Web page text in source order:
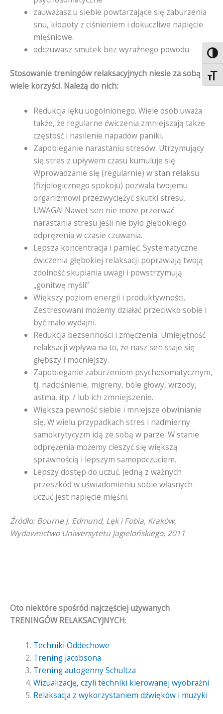
zauważasz u siebie powtarzające się zaburzenia
snu, kłopoty z ciśnieniem i dokuczliwe napięcie
mięśniowe.
odczuwasz smutek bez wyraźnego powodu
Stosowanie treningów relaksacyjnych niesie za sobą
wiele korzyści. Należą do nich:
Redukcja lęku uogólnionego. Wiele osób uważa
także, że regularne ćwiczenia zmniejszają także
częstość i nasilenie napadów paniki.
Zapobieganie narastaniu stresów. Utrzymujący
się stres z upływem czasu kumuluje się.
Wprowadzanie się (regularnie) w stan relaksu
(fizjologicznego spokoju) pozwala twojemu
organizmowi przezwyciężyć skutki stresu.
UWAGA! Nawet sen nie może przerwać
narastania stresu jeśli nie było głębokiego
odprężenia w czasie czuwania.
Lepsza koncentracja i pamięć. Systematyczne
ćwiczenia głębokiej relaksacji poprawiają twoją
zdolność skupiania uwagi i powstrzymują
„gonitwę myśli”
Większy poziom energii i produktywności.
Zestresowani możemy działać przeciwko sobie i
być mało wydajni.
Redukcja bezsenności i zmęczenia. Umiejętność
relaksacji wpływa na to, że nasz sen staje się
głębszy i mocniejszy.
Zapobieganie zaburzeniom psychosomatycznym,
tj. nadciśnienie, migreny, bóle głowy, wrzody,
astma, itp. / lub ich zmniejszenie.
Większa pewność siebie i mniejsze obwinianie
się. W wielu przypadkach stres i nadmierny
samokrytycyzm idą ze sobą w parze. W stanie
odprężenia możemy cieszyć się większą
sprawnością i lepszym samopoczuciem.
Lepszy dostęp do uczuć. Jedną z ważnych
przeszkód w uświadomieniu sobie własnych
uczuć jest napięcie mięśni.
Źródło: Bourne J. Edmund, Lęk i Fobia, Kraków,
Wydawnictwo Uniwersytetu Jagielońskiego, 2011
Oto niektóre spośród najczęściej używanych
TRENINGÓW RELAKSACYJNYCH:
Techniki Oddechowe
Trening Jacobsona
Trening autogenny Schultza
Wizualizację, czyli techniki kierowanej wyobraźni
Relaksacja z wykorzystaniem dźwięków i muzyki